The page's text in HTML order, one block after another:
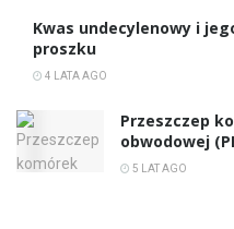
Kwas undecylenowy i
proszku
4 LATA AGO
Przeszczep
obwodowej
5 LAT AGO